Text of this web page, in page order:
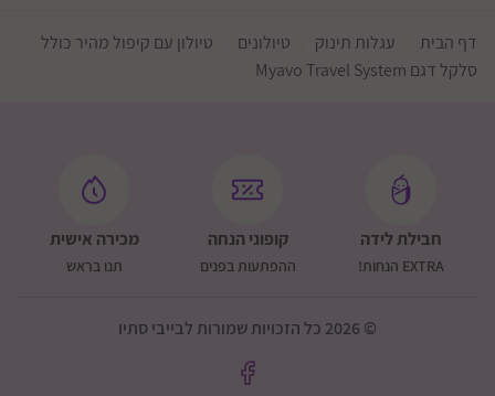
נבדק ביסודיות על ידי ADAC ודורג 4 כוכבים
תשלום, לא כלול)
מדדי צבע ברורים להתקנה נכונה ובטוחה (בשימוש עם בסיס
דף הבית עגלות תינוק טיולונים
טיולון עם קיפול מהיר כולל
סלקל דגם Myavo Travel System
חבילת לידה
EXTRA הנחות!
קופוני הנחה
ההפתעות בפנים
מכירה אישית
תנו בראש
© 2026 כל הזכויות שמורות לבייבי סתיו